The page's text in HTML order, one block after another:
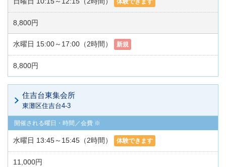
体験できます
8,800円
水曜日 15:00～17:00（2時間） 新規
8,800円
住吉台東集会所
東灘区住吉台4-3
水曜日 13:45～15:45（2時間） 体験できます
11,000円